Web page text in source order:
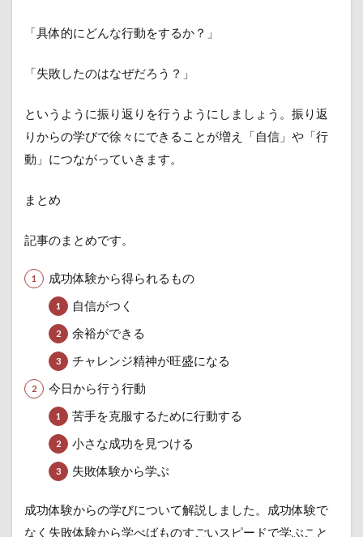
「具体的にどんな行動をするか？」
「失敗したのはなぜだろう？」
というように振り返りを行うようにしましょう。振り返
りからの学びで徐々にできることが増え「自信」や「行
動」につながっていきます。
まとめ
記事のまとめです。
成功体験から得られるもの
自信がつく
余裕ができる
チャレンジ精神が旺盛になる
今日から行う行動
苦手を克服するために行動する
小さな成功を見つける
失敗体験から学ぶ
成功体験からの学びについて解説しました。成功体験で
なく失敗体験から学べばものすごいスピードで学ぶこと